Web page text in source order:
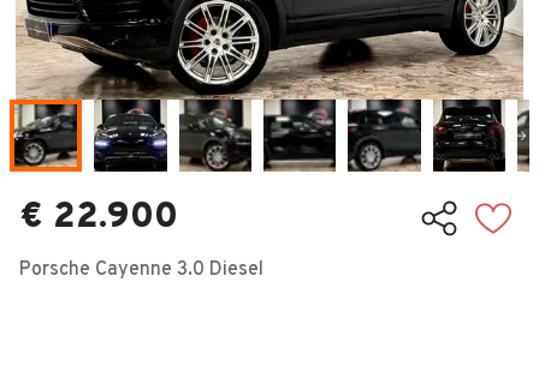
Camper
Veicoli Commerciali
Concessionari
€ 22.900
Porsche Cayenne 3.0 Diesel